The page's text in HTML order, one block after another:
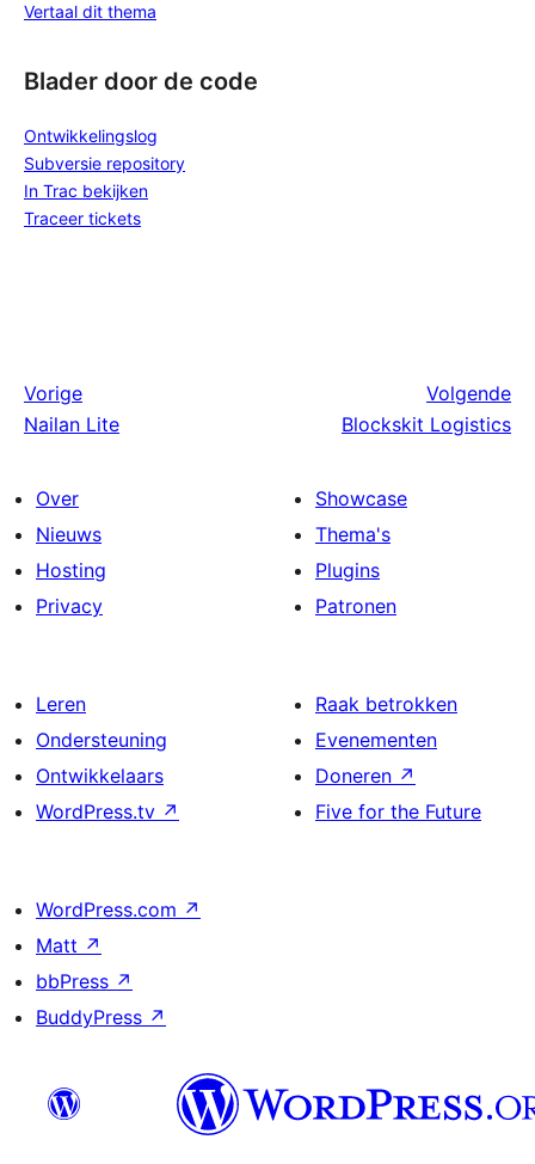
Vertaal dit thema
Blader door de code
Ontwikkelingslog
Subversie repository
In Trac bekijken
Traceer tickets
Vorige
Nailan Lite
Volgende
Blockskit Logistics
Over
Nieuws
Hosting
Privacy
Showcase
Thema's
Plugins
Patronen
Leren
Ondersteuning
Ontwikkelaars
WordPress.tv ↗
Raak betrokken
Evenementen
Doneren ↗
Five for the Future
WordPress.com ↗
Matt ↗
bbPress ↗
BuddyPress ↗